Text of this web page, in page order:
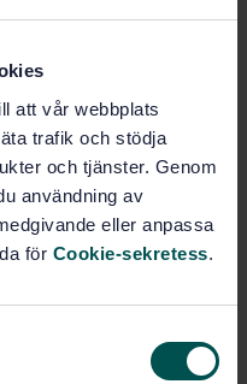
att vår webbplats
trafik och stödja
och tjänster. Genom
användning av
eller anpassa
för Cookie-sekretess.
SIS/TK